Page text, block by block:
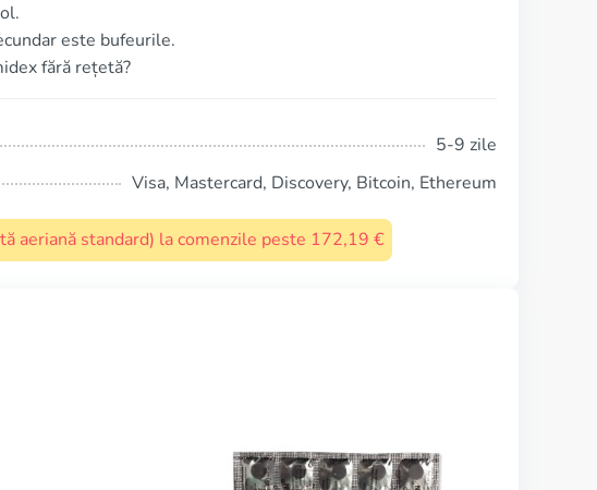
este bufeurile.
fără rețetă?
5-9 zile
Visa, Mastercard, Discovery, Bitcoin, Ethereum
aeriană standard) la comenzile peste 172,19 €